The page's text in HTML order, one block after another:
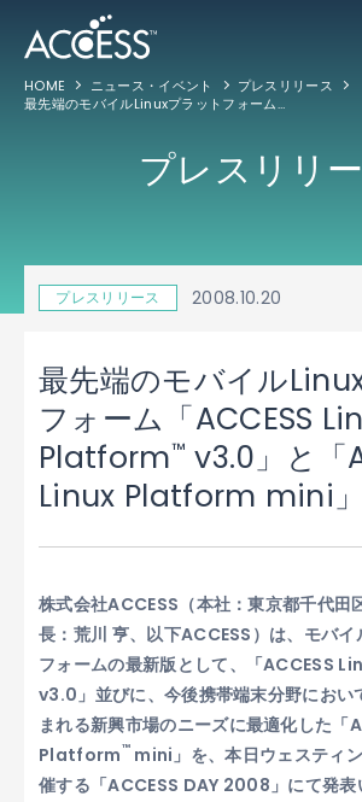
HOME ニュース・イベント
プレスリリース
最先端のモバイルLinuxプラットフォーム「ACCESS Linux Platform
プレスリリ
プレスリリース 2008.10.20
最先端のモバイル
フォーム「ACCESS
Platform™ v3.0」と「
Linux Platform mini
株式会社ACCESS（本社：東京都千代田
長：荒川 亨、以下ACCESS）は、モバ
フォームの最新版として、「ACCESS
v3.0」並びに、今後携帯端末分野におい
まれる新興市場のニーズに最適化した「
Platform™mini」を、本日ウェスティ
催する「ACCESS DAY 2008」にて発表